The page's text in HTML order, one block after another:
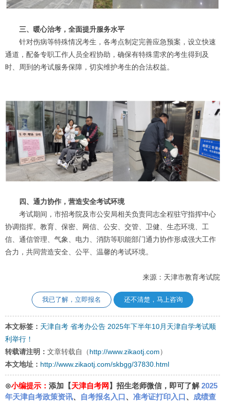
三、暖心治考，全面提升服务水平
针对伤病等特殊情况考生，各考点制定完善应急预案，设立快速
通道，配备专职工作人员全程协助，确保有特殊需求的考生得到及
时、周到的考试服务保障，切实维护考生的合法权益。
四、通力协作，营造安全考试环境
考试期间，市招考院及市公安局相关负责同志全程驻守指挥中心
协调指挥。教育、保密、网信、公安、交管、卫健、生态环境、工
信、通信管理、气象、电力、消防等职能部门通力协作形成强大工作
合力，共同营造安全、公平、温馨的考试环境。
来源：天津市教育考试院
我已了解，立即报名 还不清楚，马上咨询
本文标签： 天津自考 省考办公告 2025年下半年10月天津自学考试顺
利举行！
转载请注明： 文章转载自（ http://www.zikaotj.com ）
本文地址： http://www.zikaotj.com/skbgg/37830.html
⊙小编提示： 添加【天津自考网 】招生老师微信，即可了解2025
年天津自考政策资讯、 自考报名入口、 准考证打印入口、 成绩查